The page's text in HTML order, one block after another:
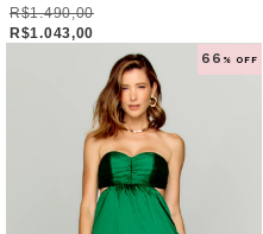
R$1.490,00
R$1.043,00
66 % OFF